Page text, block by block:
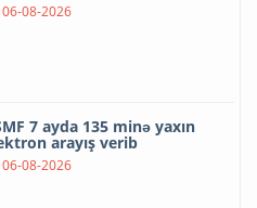
06-08-2026
7 ayda 135 minə yaxın
arayış verib
06-08-2026